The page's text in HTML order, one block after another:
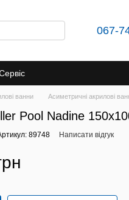
067-
ванни Асиметричні акрилові
Pool Nadine
89748 Написати відгук